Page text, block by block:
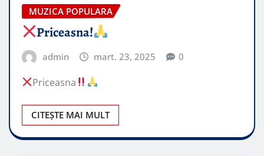
MUZICA POPULARA
Priceasna!
admin mart. 23, 2025 0
Priceasna
CITEȘTE MAI MULT